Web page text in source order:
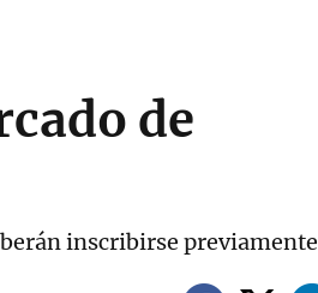
de
inscribirse previamente